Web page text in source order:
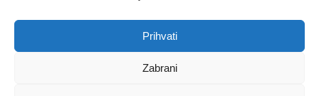
Prihvati
Zabrani